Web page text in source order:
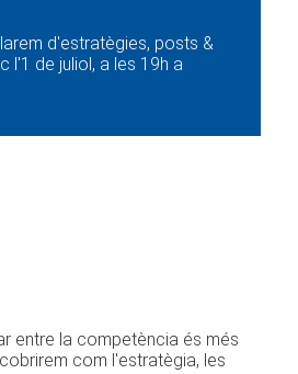
d'estratègies, posts &
l'1 de juliol, a les 19h a
entre la competència és més
com l'estratègia, les